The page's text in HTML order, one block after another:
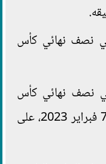
نصف نهائي كأس
نصف نهائي كأس
العالم للأندية 2022 اليوم الثلاثاء 7 فبراير 2023، على